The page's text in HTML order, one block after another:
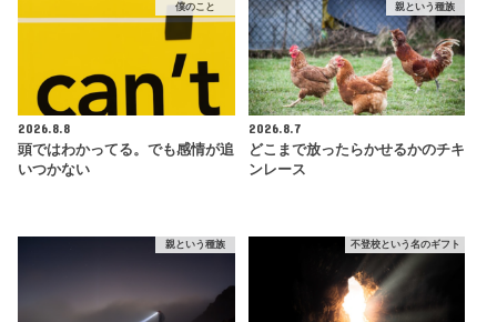
僕のこと
2026.8.8
頭ではわかってる。でも感情が追
いつかない
親という種族
2026.8.7
どこまで放ったらかせるかのチキ
ンレース
親という種族 不登校という名のギフト